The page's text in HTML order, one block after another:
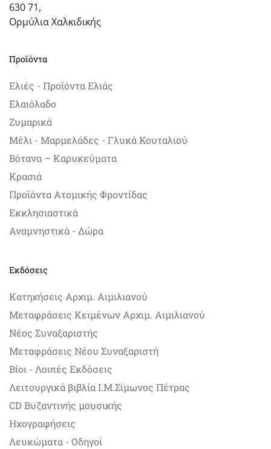
630 71,
Ορμύλια Χαλκιδικής
Προϊόντα
Ελιές - Προϊόντα Ελιάς
Ελαιόλαδο
Ζυμαρικά
Μέλι - Μαρμελάδες - Γλυκά Κουταλιού
Βότανα – Καρυκεύματα
Κρασιά
Προϊόντα Ατομικής Φροντίδας
Εκκλησιαστικά
Αναμνηστικά - Δώρα
Εκδόσεις
Κατηχήσεις Αρχιμ. Αιμιλιανού
Μεταφράσεις Κειμένων Αρχιμ. Αιμιλιανού
Νέος Συναξαριστής
Μεταφράσεις Νέου Συναξαριστή
Βίοι - Λοιπές Εκδόσεις
Λειτουργικά βιβλία Ι.Μ.Σίμωνος Πέτρας
CD Βυζαντινής μουσικής
Ηχογραφήσεις
Λευκώματα - Οδηγοί